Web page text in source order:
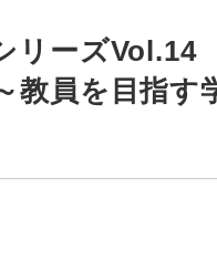
リーズ
員を目指す